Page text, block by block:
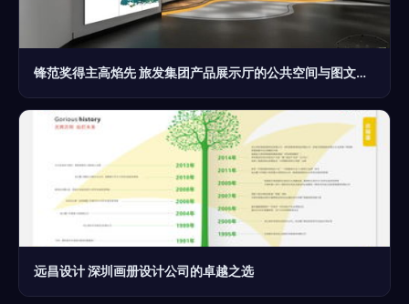
锋范奖得主高焰先 旅发集团产品展示厅的公共空间与图文设计创新实践
远昌设计 深圳画册设计公司的卓越之选